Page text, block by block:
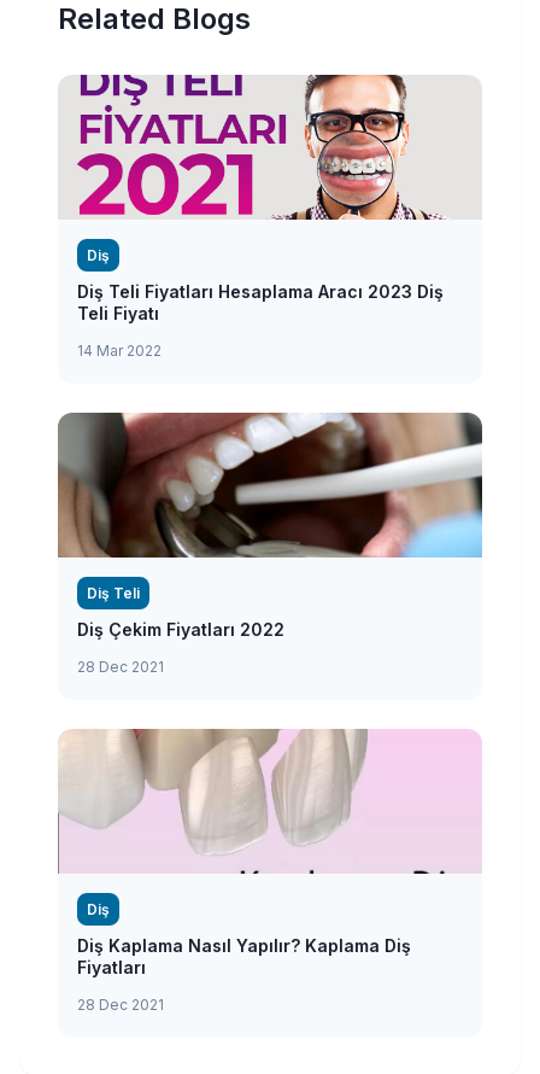
Related Blogs
Diş
Diş Teli Fiyatları Hesaplama Aracı 2023 Diş
Teli Fiyatı
14 Mar 2022
Diş Teli
Diş Çekim Fiyatları 2022
28 Dec 2021
Diş
Diş Kaplama Nasıl Yapılır? Kaplama Diş
Fiyatları
28 Dec 2021